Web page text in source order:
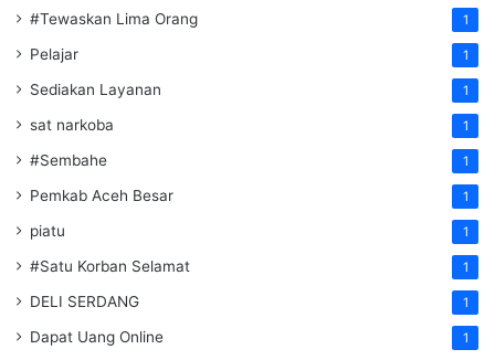
#Tewaskan Lima Orang 1
Pelajar 1
Sediakan Layanan 1
sat narkoba 1
#Sembahe 1
Pemkab Aceh Besar 1
piatu 1
#Satu Korban Selamat 1
DELI SERDANG 1
Dapat Uang Online 1